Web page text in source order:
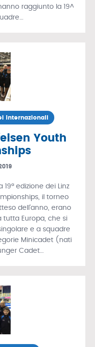
raggiunto la 19^
Internazionali
Youth
19ª edizione dei Linz
il torneo
dell’anno, erano
Europa, che si
e a squadre
Minicadet (nati
Cadet…